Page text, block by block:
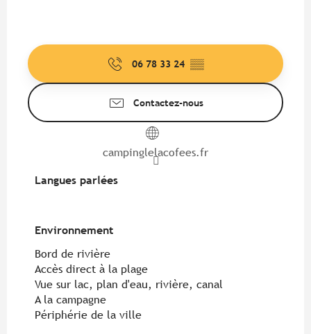
06 78 33 24 ▒▒
Contactez-nous
campinglelacofees.fr
Langues parlées
Langues parlées
Environnement
Environnement
Bord de rivière
Accès direct à la plage
Vue sur lac, plan d'eau, rivière, canal
A la campagne
Périphérie de la ville